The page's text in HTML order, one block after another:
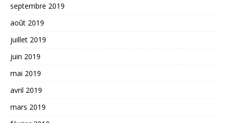
septembre 2019
août 2019
juillet 2019
juin 2019
mai 2019
avril 2019
mars 2019